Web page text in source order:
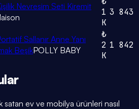
Nevresim Seti Kiremit
1
K
3 843
Sallanır Anne Yanı
BeşikPOLLY BABY
₺
2
K
1 842
ev ve mobilya ürünleri nasıl